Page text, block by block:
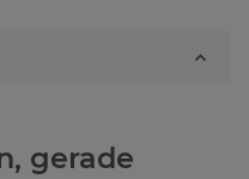
gerade